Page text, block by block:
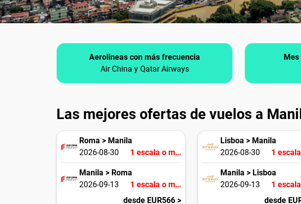
Aerolineas con más frecuencia
Air China y Qatar Airways
Las mejores ofertas de vuelos a
Roma > Manila
2026-08-30
1 escala o más
Manila > Roma
2026-09-13
1 escala o más
desde EUR566 >
Lisboa > Manila
2026-08-30
Manila > Lisboa
2026-09-13
desde